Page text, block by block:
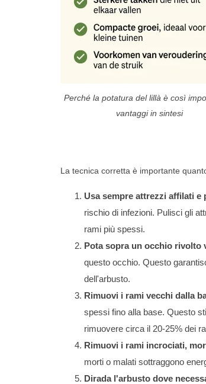
Perché la potatura del lillà è così
vantaggi in sintesi
La tecnica corretta è importante
Usa sempre attrezzi affilati e
rischio di infezioni. Pulisci gli
rami più spessi.
Pota sopra un occhio rivolto
questo occhio. Questo
dell'arbusto.
Rimuovi i rami vecchi dalla
spessi fino alla base. Questo
rimuovere circa il 20-25% dei
Rimuovi i rami incrociati,
morti o malati sottraggono
Dirada l'arbusto dove